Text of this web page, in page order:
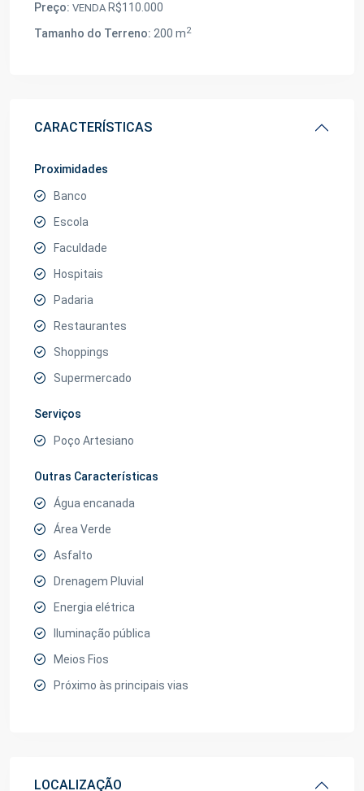
Preço: VENDA R$110.000
Tamanho do Terreno: 200 m2
CARACTERÍSTICAS
Proximidades
Banco
Escola
Faculdade
Hospitais
Padaria
Restaurantes
Shoppings
Supermercado
Serviços
Poço Artesiano
Outras Características
Água encanada
Área Verde
Asfalto
Drenagem Pluvial
Energia elétrica
Iluminação pública
Meios Fios
Próximo às principais vias
LOCALIZAÇÃO